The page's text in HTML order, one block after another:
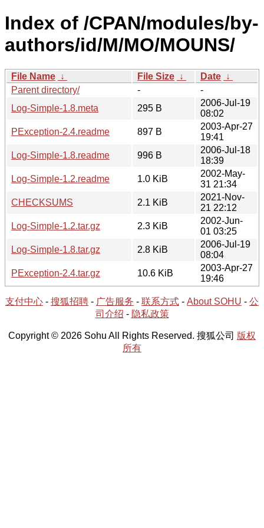
Index of /CPAN/modules/by-
authors/id/M/MO/MOUNS/
File Name ↓ File Size ↓ Date ↓
Parent directory/
-
-
Log-Simple-1.8.meta
295 B
2006-Jul-19
08:02
PException-2.4.readme
897 B
2003-Apr-27
19:41
Log-Simple-1.8.readme
996 B
2006-Jul-18
18:39
Log-Simple-1.2.readme
1.0 KiB
2002-May-
31 21:34
CHECKSUMS
2.1 KiB
2021-Nov-
21 22:12
Log-Simple-1.2.tar.gz
2.3 KiB
2002-Jun-
01 03:25
Log-Simple-1.8.tar.gz
2.8 KiB
2006-Jul-19
08:04
PException-2.4.tar.gz
10.6 KiB
2003-Apr-27
19:46
支付中心 - 搜狐招聘 - 广告服务 - 联系方式 - About SOHU - 公
司介绍 - 隐私政策
Copyright © 2026 Sohu All Rights Reserved. 搜狐公司 版权
所有